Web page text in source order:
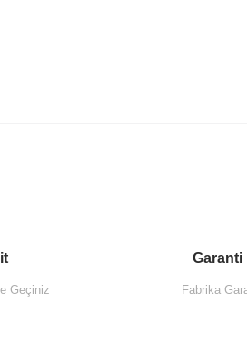
Geçiniz
Garanti
Fabrika